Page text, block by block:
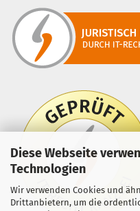
Diese Webseite
Technologien
Wir verwenden Cookies und
Drittanbietern, um die